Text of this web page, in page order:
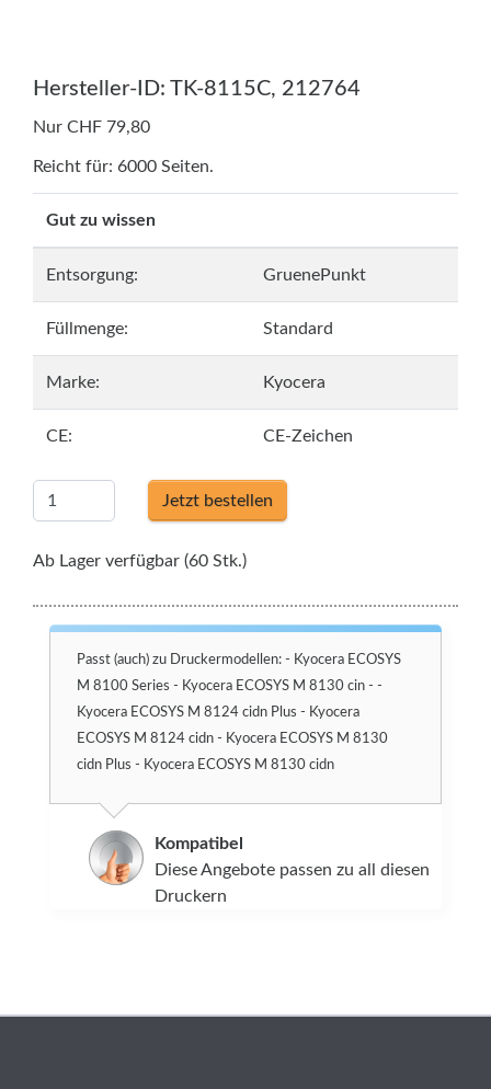
Hersteller-ID: TK-8115C, 212764
Nur CHF 79,80
Reicht für: 6000 Seiten.
Gut zu wissen
Entsorgung: GruenePunkt
Füllmenge: Standard
Marke: Kyocera
CE: CE-Zeichen
Jetzt bestellen
Ab Lager verfügbar (60 Stk.)
Passt (auch) zu Druckermodellen: - Kyocera ECOSYS
M 8100 Series - Kyocera ECOSYS M 8130 cin - -
Kyocera ECOSYS M 8124 cidn Plus - Kyocera
ECOSYS M 8124 cidn - Kyocera ECOSYS M 8130
cidn Plus - Kyocera ECOSYS M 8130 cidn
Kompatibel
Diese Angebote passen zu all diesen
Druckern